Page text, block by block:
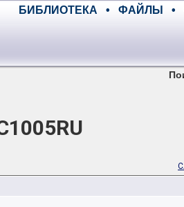
БИБЛИОТЕКА • ФАЙЛЫ •